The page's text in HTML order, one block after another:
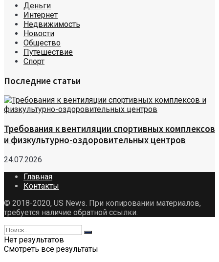
Деньги
Интернет
Недвижимость
Новости
Общество
Путешествие
Спорт
Последние статьи
Требования к вентиляции спортивных комплексов
и физкультурно-оздоровительных центров
24.07.2026
Главная
Контакты
© 2018-2020, US News. При копировании материалов,
требуется наличие обратной ссылки.
Нет результатов
Смотреть все результаты